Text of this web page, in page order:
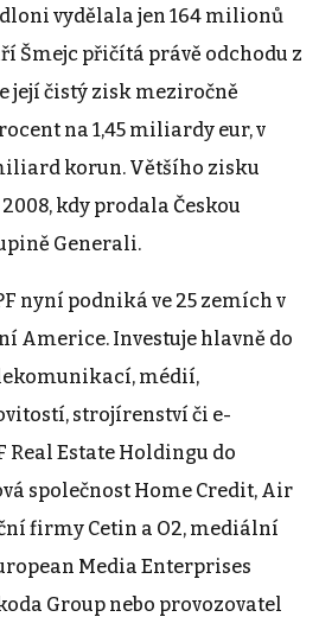
vydělala jen 164 milionů
Šmejc přičítá právě odchodu z
její čistý zisk meziročně
na 1,45 miliardy eur, v
korun. Většího zisku
kdy prodala Českou
Generali.
nyní podniká ve 25 zemích v
Americe. Investuje hlavně do
médií,
strojírenství či e-
Real Estate Holdingu do
společnost Home Credit, Air
firmy Cetin a O2, mediální
Media Enterprises
Group nebo provozovatel